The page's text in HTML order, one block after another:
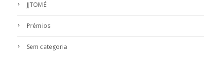
JJTOMÉ
Prémios
Sem categoria